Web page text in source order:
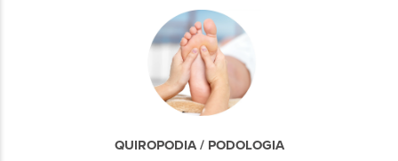
QUIROPODIA / PODOLOGIA